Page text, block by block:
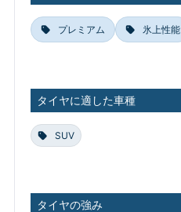
プレミアム 氷上性能
タイヤに適した車種
SUV
タイヤの強み